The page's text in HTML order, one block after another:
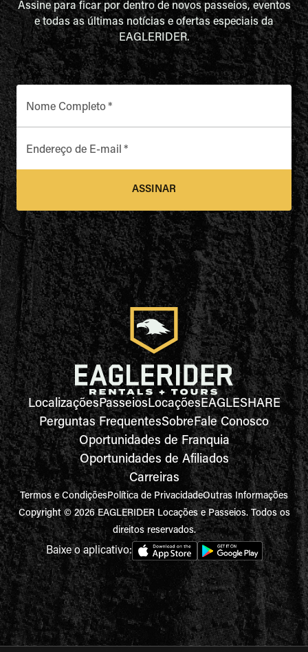
Assine para ficar por dentro de novos passeios, eventos
e todas as últimas notícias e ofertas especiais da
EAGLERIDER.
Nome Completo*
Endereço de E-mail *
ASSINAR
LocalizaçõesPasseiosLocaçõesEAGLESHARE
Perguntas FrequentesSobreFale Conosco
Oportunidades de Franquia
Oportunidades de Afiliados
Carreiras
Termos e CondiçõesPolítica de PrivacidadeOutras Informações
Copyright © 2026 EAGLERIDER Locações e Passeios. Todos os
direitos reservados.
Baixe o aplicativo: